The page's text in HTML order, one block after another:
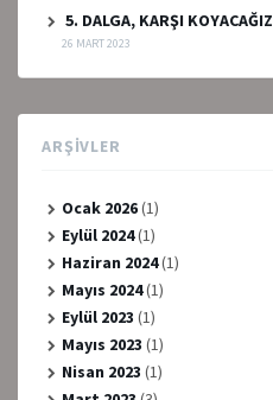
5. DALGA, KARŞI KOYACAĞIZ
26 MART 2023
ARŞIVLER
Ocak 2026(1)
Eylül 2024(1)
Haziran 2024(1)
Mayıs 2024(1)
Eylül 2023 (1)
Mayıs 2023 (1)
Nisan 2023 (1)